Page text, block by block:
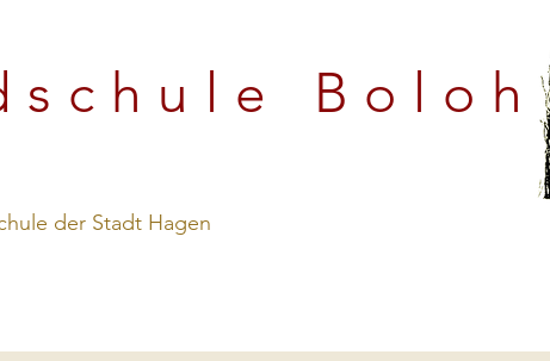
Boloh
der Stadt Hagen